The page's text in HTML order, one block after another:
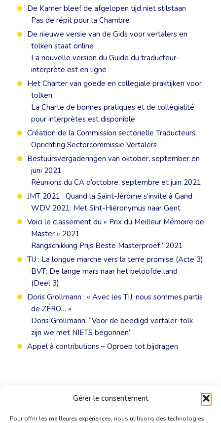
Gérer le consentement
Pour offrir les meilleures expériences, nous utilisons des technologies
De Kamer bleef de afgelopen tijd niet stilstaan
Pas de répit pour la Chambre
De nieuwe versie van de Gids voor vertalers en
tolken staat online
La nouvelle version du Guide du traducteur-
interprète est en ligne
Het Charter van goede en collegiale praktijken voor
tolken
La Charte de bonnes pratiques et de collégialité
pour interprètes est disponible
Création de la Commission sectorielle Traducteurs
Oprichting Sectorcommissie Vertalers
Bestuursvergaderingen van oktober, september en
juni 2021
Réunions du CA d’octobre, septembre et juin 2021
JMT 2021 : Quand la Saint-Jérôme s’invite à Gand
WDV 2021: Met Sint-Hiëronymus naar Gent
Voici le classement du « Prix du Meilleur Mémoire de
Master » 2021
Rangschikking Prijs Beste Masterproef” 2021
TIJ : La longue marche vers la terre promise (Acte 3)
BVT: De lange mars naar het beloofde land
(Deel 3)
Doris Grollmann : « Avec les TIJ, nous sommes partis
de ZÉRO… »
Doris Grollmann: “Voor de beëdigd vertaler-tolk
zijn we met NIETS begonnen”
Appel à contributions – Oproep tot bijdragen